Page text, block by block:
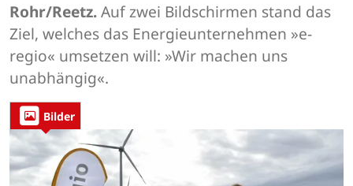
Rohr/Reetz.Auf zwei Bildschirmen stand das
Ziel, welches das Energieunternehmen »e-
regio« umsetzen will: »Wir machen uns
unabhängig«.
Bilder